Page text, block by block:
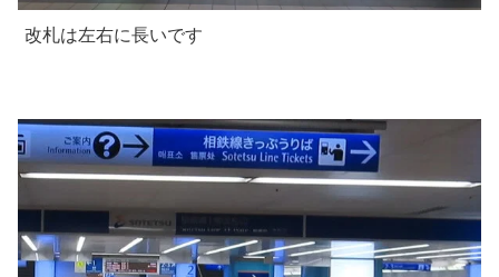
改札は左右に長いです